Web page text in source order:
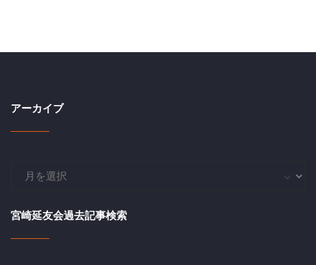
アーカイブ
イ
ブ
宮崎延友会過去記事検索